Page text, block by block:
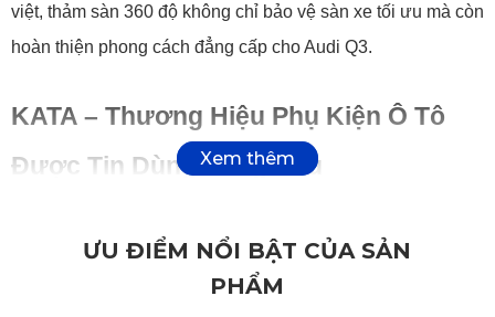
việt, thảm sàn 360 độ không chỉ bảo vệ sàn xe tối ưu mà còn
hoàn thiện phong cách đẳng cấp cho Audi Q3.
KATA – Thương Hiệu Phụ Kiện Ô Tô
Được Tin Dùng Hàng Đầu
Việt Nam, nổi bật với dây chuyền sản xuất hiện đại và công
nghệ tiên tiến. Mỗi sản phẩm thảm sàn ô tô 360
ƯU ĐIỂM NỔI BẬT CỦA SẢN
PHẨM